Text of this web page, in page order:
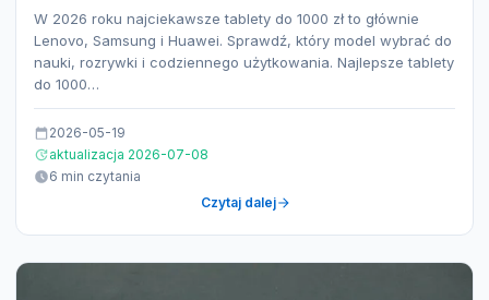
W 2026 roku najciekawsze tablety do 1000 zł to głównie
Lenovo, Samsung i Huawei. Sprawdź, który model wybrać do
nauki, rozrywki i codziennego użytkowania. Najlepsze tablety
do 1000…
2026-05-19
aktualizacja 2026-07-08
6 min czytania
Czytaj dalej